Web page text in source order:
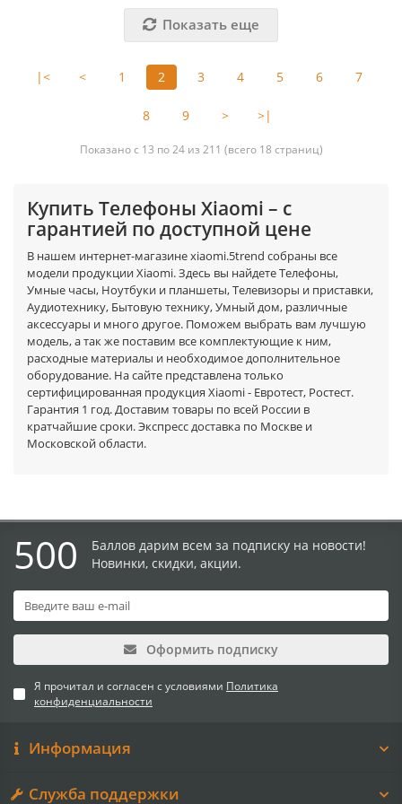
Показать еще
|< < 1 2 3 4 5 6 7
8 9 > >|
Показано с 13 по 24 из 211 (всего 18 страниц)
Купить Телефоны Xiaomi – с
гарантией по доступной цене
В нашем интернет-магазине xiaomi.5trend собраны все
модели продукции Xiaomi. Здесь вы найдете Телефоны,
Умные часы, Ноутбуки и планшеты, Телевизоры и приставки,
Аудиотехнику, Бытовую технику, Умный дом, различные
аксессуары и много другое. Поможем выбрать вам лучшую
модель, а так же поставим все комплектующие к ним,
расходные материалы и необходимое дополнительное
оборудование. На сайте представлена только
сертифицированная продукция Xiaomi - Евротест, Ростест.
Гарантия 1 год. Доставим товары по всей России в
кратчайшие сроки. Экспресс доставка по Москве и
Московской области.
500
Баллов дарим всем за подписку на новости!
Новинки, скидки, акции.
Оформить подписку
Я прочитал и согласен с условиями Политика
конфиденциальности
Информация
Служба поддержки